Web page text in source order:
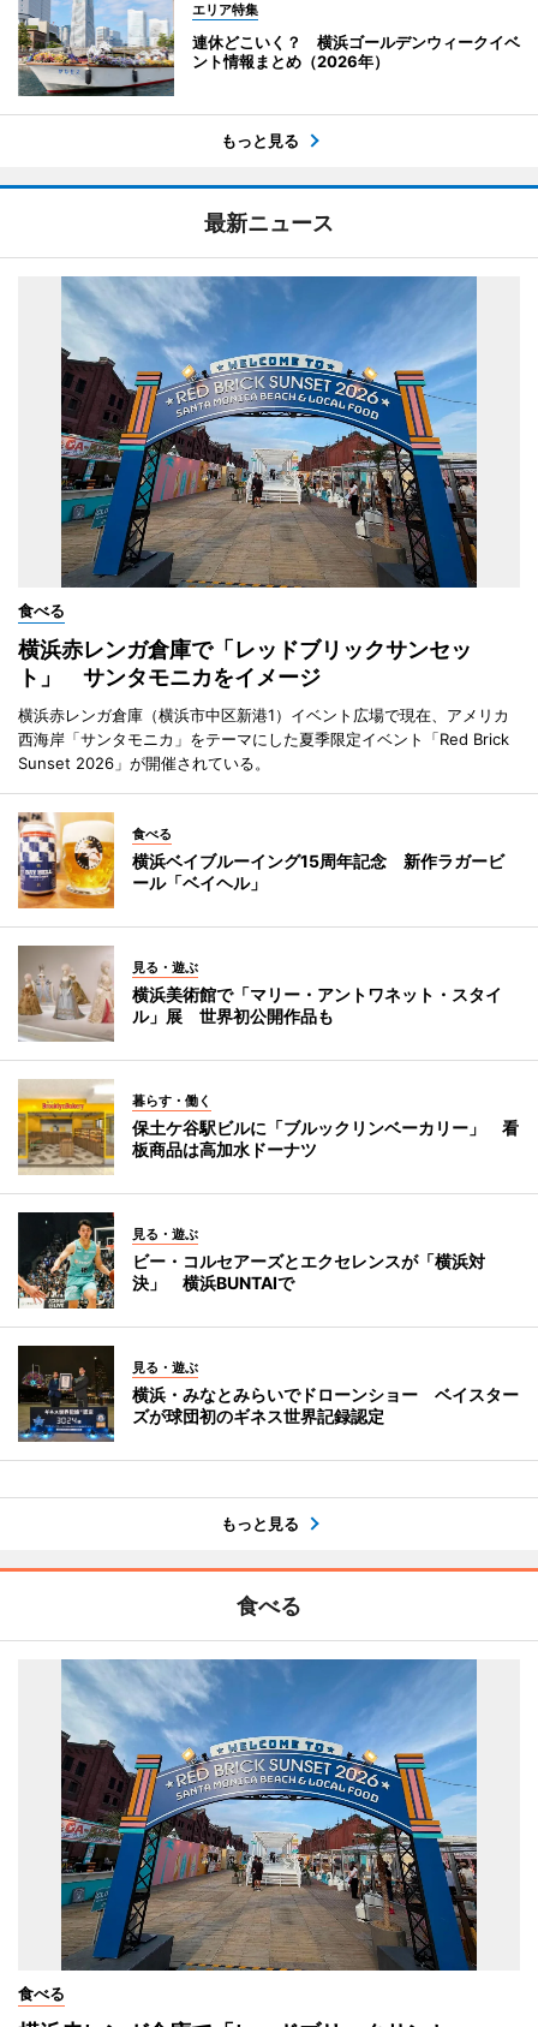
エリア特集
連休どこいく？ 横浜ゴールデンウィークイベ
ント情報まとめ（2026年）
もっと見る
最新ニュース
食べる
横浜赤レンガ倉庫で「レッドブリックサンセッ
ト」 サンタモニカをイメージ
横浜赤レンガ倉庫（横浜市中区新港1）イベント広場で現在、アメリカ
西海岸「サンタモニカ」をテーマにした夏季限定イベント「Red Brick
Sunset 2026」が開催されている。
食べる
横浜ベイブルーイング15周年記念 新作ラガービ
ール「ベイヘル」
見る・遊ぶ
横浜美術館で「マリー・アントワネット・スタイ
ル」展 世界初公開作品も
暮らす・働く
保土ケ谷駅ビルに「ブルックリンベーカリー」 看
板商品は高加水ドーナツ
見る・遊ぶ
ビー・コルセアーズとエクセレンスが「横浜対
決」 横浜BUNTAIで
見る・遊ぶ
横浜・みなとみらいでドローンショー ベイスター
ズが球団初のギネス世界記録認定
もっと見る
食べる
食べる